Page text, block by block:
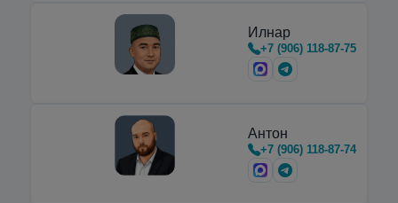
Илнар
+7 (906) 118-87-75
Антон
+7 (906) 118-87-74